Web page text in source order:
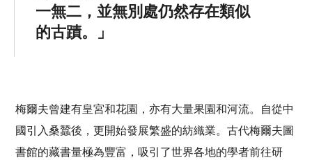
一無二，並無別處仍然存在類似
的古蹟。
梅爾夫曾建有皇宮和花園，亦有大量果園和河流。自從中
國引入桑蠶後，更開始發展繁盛的紡織業。古代梅爾夫圖
書館的藏書量極為豐富，吸引了世界各地的學者前往研